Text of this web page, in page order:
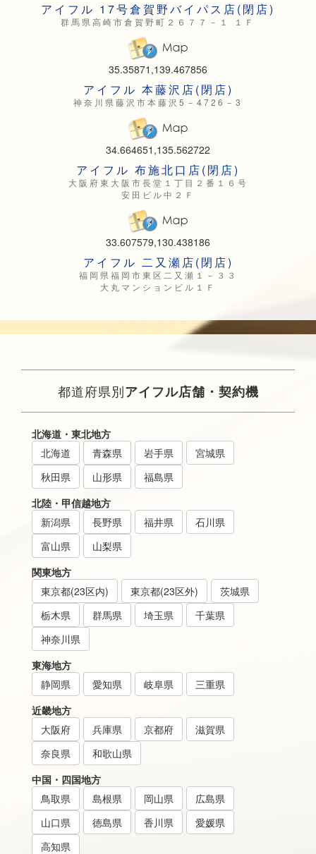
アイフル 17号倉賀野バイパス店(閉店)
群馬県高崎市倉賀野町２６７７－１ １Ｆ
35.35871,139.467856
アイフル 本藤沢店(閉店)
神奈川県藤沢市本藤沢5－4726－3
34.664651,135.562722
アイフル 布施北口店(閉店)
大阪府東大阪市長堂１丁目２番１６号
安田ビル中２Ｆ
33.607579,130.438186
アイフル 二又瀬店(閉店)
福岡県福岡市東区二又瀬１－３３
大丸マンションビル１Ｆ
都道府県別アイフル店舗・契約機
北海道・東北地方
北海道
青森県 岩手県
宮城県
秋田県
山形県
福島県
北陸・甲信越地方
新潟県
長野県 福井県
石川県
富山県
山梨県
関東地方
東京都(23区内)
東京都(23区外)
茨城県
栃木県
群馬県 埼玉県
千葉県
神奈川県
東海地方
静岡県
愛知県 岐阜県
三重県
近畿地方
大阪府
兵庫県 京都府
滋賀県
奈良県
和歌山県
中国・四国地方
鳥取県
島根県 岡山県
広島県
山口県
徳島県 香川県
愛媛県
高知県